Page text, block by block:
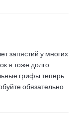
запястий у многих
я тоже долго
грифы теперь
обязательно